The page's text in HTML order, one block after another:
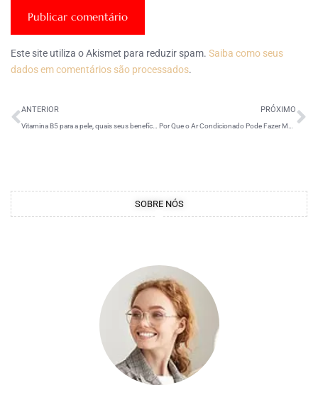
Este site utiliza o Akismet para reduzir spam. Saiba como seus
dados em comentários são processados.
ANTERIOR PRÓXIMO
SOBRE NÓS